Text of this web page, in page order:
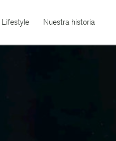
Lifestyle Nuestra historia